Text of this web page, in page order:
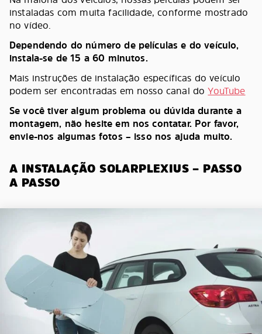
instaladas com muita facilidade, conforme mostrado
no vídeo.
Dependendo do número de películas e do veículo,
instala-se de 15 a 60 minutos.
Mais instruções de instalação específicas do veículo
podem ser encontradas em nosso canal doYouTube
Se você tiver algum problema ou dúvida durante a
montagem, não hesite em nos contatar. Por favor,
envie-nos algumas fotos – isso nos ajuda muito.
A INSTALAÇÃO SOLARPLEXIUS – PASSO
A PASSO